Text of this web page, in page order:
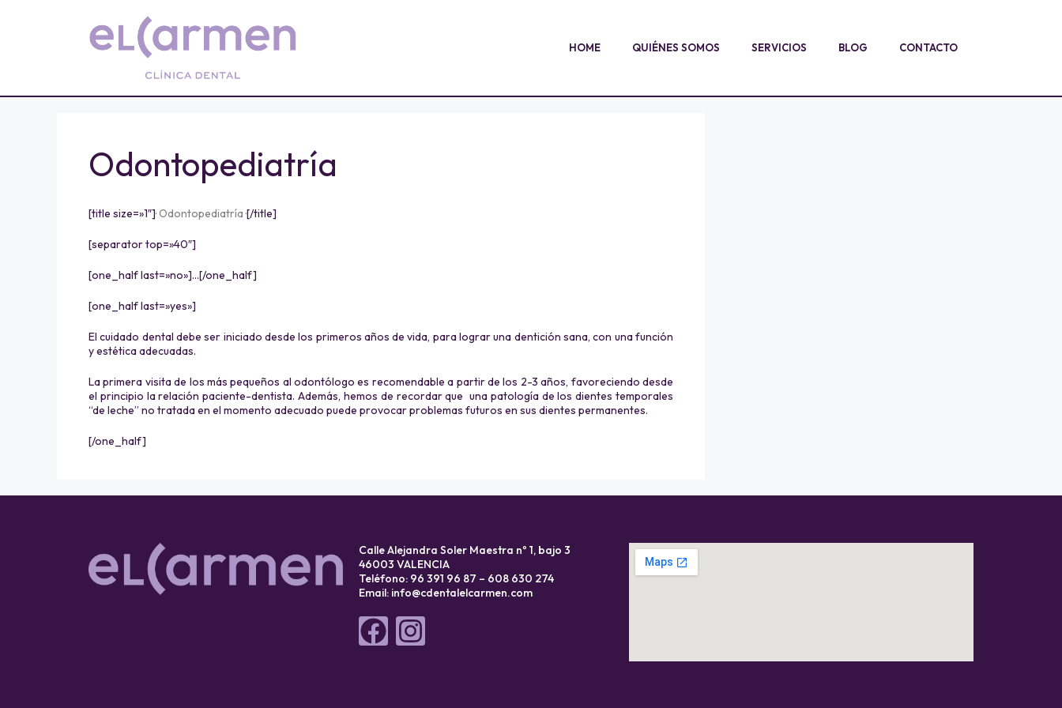
HOME QUIÉNES SOMOS SERVICIOS BLOG CONTACTO
Odontopediatría
[title size=»1″]· Odontopediatría ·[/title]
[separator top=»40″]
[one_half last=»no»]…[/one_half]
[one_half last=»yes»]
El cuidado dental debe ser iniciado desde los primeros años de vida, para lograr una dentición sana, con una función
y estética adecuadas.
La primera visita de los más pequeños al odontólogo es recomendable a partir de los 2-3 años, favoreciendo desde
el principio la relación paciente-dentista. Además, hemos de recordar que una patología de los dientes temporales
“de leche” no tratada en el momento adecuado puede provocar problemas futuros en sus dientes permanentes.
[/one_half]
Calle Alejandra Soler Maestra nº 1, bajo 3
46003 VALENCIA
Teléfono: 96 391 96 87 – 608 630 274
Email: info@cdentalelcarmen.com